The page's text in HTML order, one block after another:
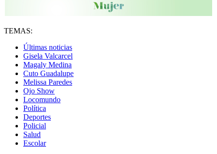
TEMAS:
Últimas noticias
Gisela Valcarcel
Magaly Medina
Cuto Guadalupe
Melissa Paredes
Ojo Show
Locomundo
Política
Deportes
Policial
Salud
Escolar